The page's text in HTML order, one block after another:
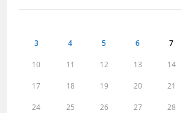
3 4 5 6 7
10 11 12 13 14
17 18 19 20 21
24 25 26 27 28